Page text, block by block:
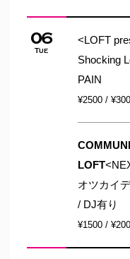
06
Tue
<LOFT
Shocking
PAIN
¥2500 /
LOFT
オツカイ
/ DJ有り
¥1500 /